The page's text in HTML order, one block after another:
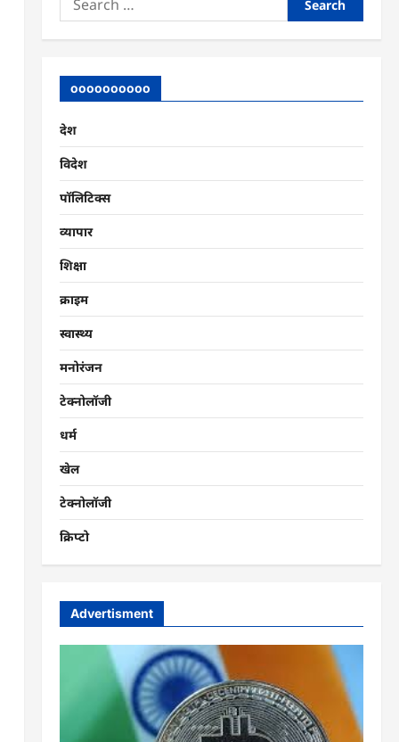
for:
oooooooooo
देश
विदेश
पॉलिटिक्स
व्यापार
शिक्षा
क्राइम
स्वास्थ्य
मनोरंजन
टेक्नोलॉजी
धर्म
खेल
टेक्नोलॉजी
क्रिप्टो
Advertisment